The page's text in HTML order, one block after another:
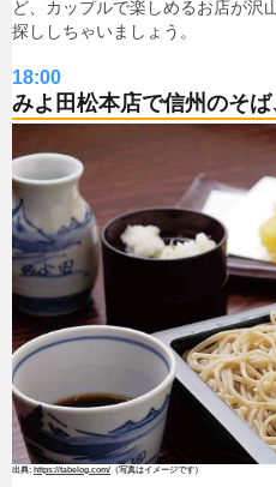
ど、カップルで楽しめるお店が沢
探ししちゃいましょう。
18:00
みよ田松本店で信州のそば
https://tabelog.com/ （写真はイメージです）